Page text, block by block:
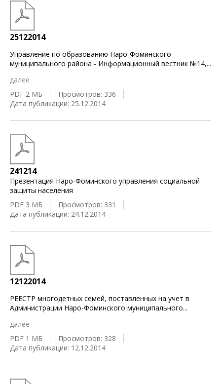
25122014
Управление по образованию Наро-Фоминского
муниципального района - Информационный вестник №14,...
далее
PDF 2 МБ
Просмотров: 336
Дата публикации: 25.12.2014
241214
Презентация Наро-Фоминского управления социальной
защиты населения
PDF 3 МБ
Просмотров: 331
Дата публикации: 24.12.2014
12122014
РЕЕСТР многодетных семей, поставленных на учет в
Администрации Наро-Фоминского муниципального...
далее
PDF 1 МБ
Просмотров: 328
Дата публикации: 12.12.2014